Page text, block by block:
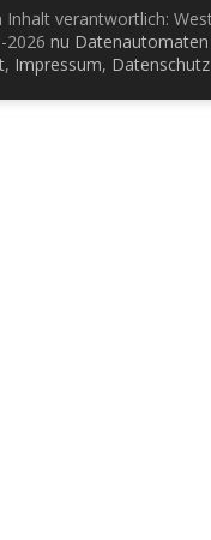
Inhalt verantwortlich:
2026 nu
, Impressum, Datenschutz